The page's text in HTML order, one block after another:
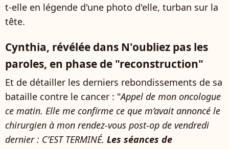
t-elle en légende d'une photo d'elle, turban sur la
tête.
Cynthia, révélée dans N'oubliez pas les
paroles, en phase de "reconstruction"
Et de détailler les derniers rebondissements de sa
bataille contre le cancer : "Appel de mon oncologue
ce matin. Elle me confirme ce que m’avait annoncé le
chirurgien à mon rendez-vous post-op de vendredi
dernier : C’EST TERMINÉ. Les séances de